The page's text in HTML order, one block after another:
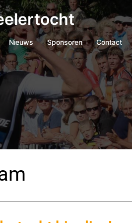
Nieuws Sponsoren Contact